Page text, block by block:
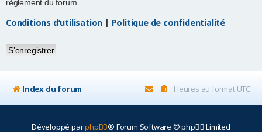
règlement du forum.
Conditions d’utilisation | Politique de confidentialité
S’enregistrer
Index du forum Heures au format UTC
Développé parphpBB® Forum Software © phpBB Limited